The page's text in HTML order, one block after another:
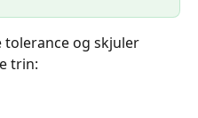
og skjuler
trin: